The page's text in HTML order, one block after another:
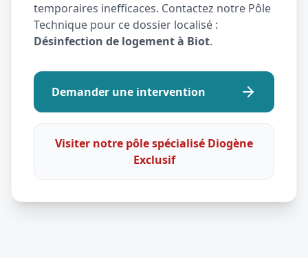
temporaires inefficaces. Contactez notre Pôle
Technique pour ce dossier localisé :
Désinfection de logement à Biot.
Demander une intervention
Visiter notre pôle spécialisé Diogène
Exclusif